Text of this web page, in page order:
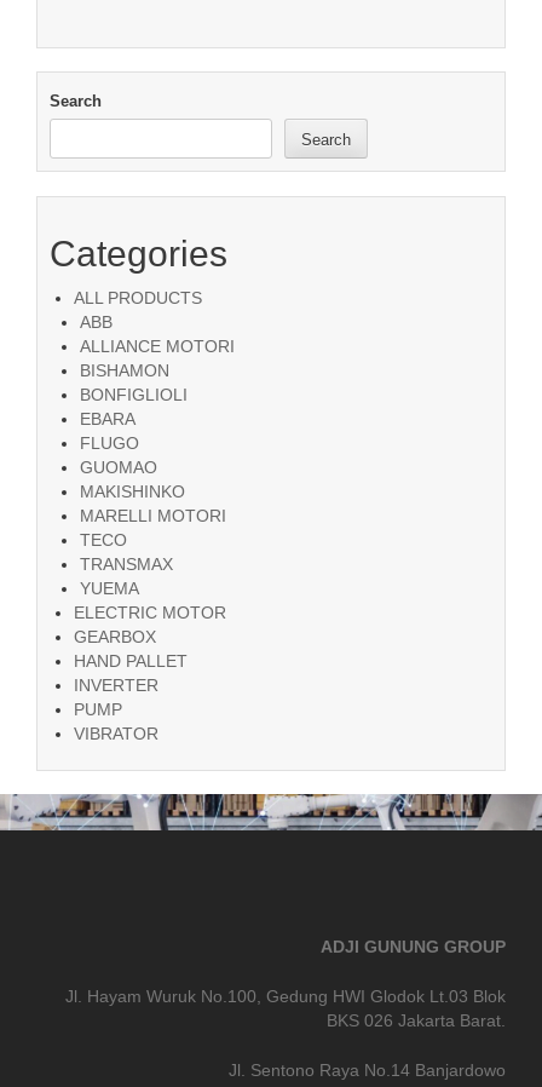
Search
Search
Categories
ALL PRODUCTS
ABB
ALLIANCE MOTORI
BISHAMON
BONFIGLIOLI
EBARA
FLUGO
GUOMAO
MAKISHINKO
MARELLI MOTORI
TECO
TRANSMAX
YUEMA
ELECTRIC MOTOR
GEARBOX
HAND PALLET
INVERTER
PUMP
VIBRATOR
ADJI GUNUNG GROUP
Jl. Hayam Wuruk No.100, Gedung HWI Glodok Lt.03 Blok
BKS 026 Jakarta Barat.
Jl. Sentono Raya No.14 Banjardowo